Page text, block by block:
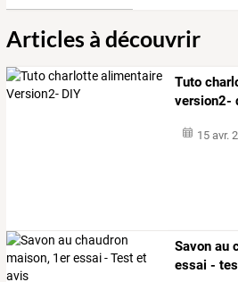
Articles à découvrir
Tuto
version2-
15 avr.
Savon au
essai -